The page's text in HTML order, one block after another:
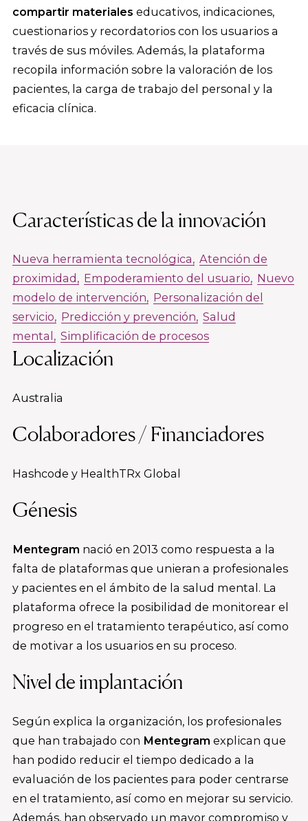
compartir materiales educativos, indicaciones,
cuestionarios y recordatorios con los usuarios a
través de sus móviles. Además, la plataforma
recopila información sobre la valoración de los
pacientes, la carga de trabajo del personal y la
eficacia clínica.
Características de la innovación
Nueva herramienta tecnológica Atención de
proximidad
Empoderamiento del usuario Nuevo
modelo de intervención Personalización del
servicio Predicción y prevención Salud
mental
Simplificación de procesos
Localización
Australia
Colaboradores / Financiadores
Hashcode y HealthTRx Global
Génesis
Mentegram nació en 2013 como respuesta a la
falta de plataformas que unieran a profesionales
y pacientes en el ámbito de la salud mental. La
plataforma ofrece la posibilidad de monitorear el
progreso en el tratamiento terapéutico, así como
de motivar a los usuarios en su proceso.
Nivel de implantación
Según explica la organización, los profesionales
que han trabajado con Mentegram explican que
han podido reducir el tiempo dedicado a la
evaluación de los pacientes para poder centrarse
en el tratamiento, así como en mejorar su servicio.
Además, han observado un mayor compromiso y